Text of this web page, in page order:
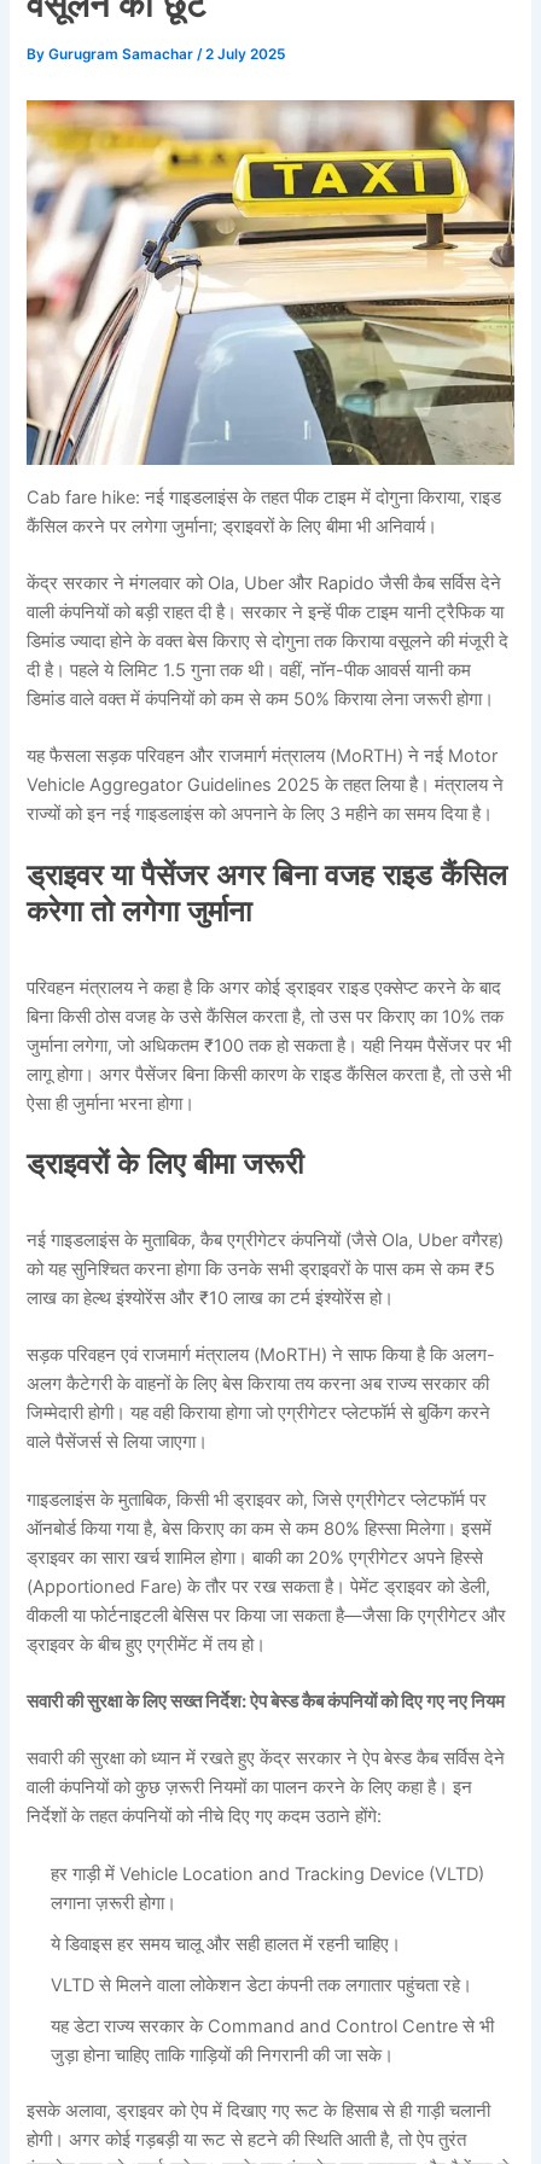
ByGurugram Samachar /2 July 2025
Cab fare hike: नई गाइडलाइंस के तहत पीक टाइम में दोगुना किराया, राइड
कैंसिल करने पर लगेगा जुर्माना; ड्राइवरों के लिए बीमा भी अनिवार्य।
केंद्र सरकार ने मंगलवार को Ola, Uber और Rapido जैसी कैब सर्विस देने
वाली कंपनियों को बड़ी राहत दी है। सरकार ने इन्हें पीक टाइम यानी ट्रैफिक या
डिमांड ज्यादा होने के वक्त बेस किराए से दोगुना तक किराया वसूलने की मंजूरी दे
दी है। पहले ये लिमिट 1.5 गुना तक थी। वहीं, नॉन-पीक आवर्स यानी कम
डिमांड वाले वक्त में कंपनियों को कम से कम 50% किराया लेना जरूरी होगा।
यह फैसला सड़क परिवहन और राजमार्ग मंत्रालय (MoRTH) ने नई Motor
Vehicle Aggregator Guidelines 2025 के तहत लिया है। मंत्रालय ने
राज्यों को इन नई गाइडलाइंस को अपनाने के लिए 3 महीने का समय दिया है।
ड्राइवर या पैसेंजर अगर बिना वजह राइड कैंसिल
करेगा तो लगेगा जुर्माना
परिवहन मंत्रालय ने कहा है कि अगर कोई ड्राइवर राइड एक्सेप्ट करने के बाद
बिना किसी ठोस वजह के उसे कैंसिल करता है, तो उस पर किराए का 10% तक
जुर्माना लगेगा, जो अधिकतम ₹100 तक हो सकता है। यही नियम पैसेंजर पर भी
लागू होगा। अगर पैसेंजर बिना किसी कारण के राइड कैंसिल करता है, तो उसे भी
ऐसा ही जुर्माना भरना होगा।
ड्राइवरों के लिए बीमा जरूरी
नई गाइडलाइंस के मुताबिक, कैब एग्रीगेटर कंपनियों (जैसे Ola, Uber वगैरह)
को यह सुनिश्चित करना होगा कि उनके सभी ड्राइवरों के पास कम से कम ₹5
लाख का हेल्थ इंश्योरेंस और ₹10 लाख का टर्म इंश्योरेंस हो।
सड़क परिवहन एवं राजमार्ग मंत्रालय (MoRTH) ने साफ किया है कि अलग-
अलग कैटेगरी के वाहनों के लिए बेस किराया तय करना अब राज्य सरकार की
जिम्मेदारी होगी। यह वही किराया होगा जो एग्रीगेटर प्लेटफॉर्म से बुकिंग करने
वाले पैसेंजर्स से लिया जाएगा।
गाइडलाइंस के मुताबिक, किसी भी ड्राइवर को, जिसे एग्रीगेटर प्लेटफॉर्म पर
ऑनबोर्ड किया गया है, बेस किराए का कम से कम 80% हिस्सा मिलेगा। इसमें
ड्राइवर का सारा खर्च शामिल होगा। बाकी का 20% एग्रीगेटर अपने हिस्से
(Apportioned Fare) के तौर पर रख सकता है। पेमेंट ड्राइवर को डेली,
वीकली या फोर्टनाइटली बेसिस पर किया जा सकता है—जैसा कि एग्रीगेटर और
ड्राइवर के बीच हुए एग्रीमेंट में तय हो।
सवारी की सुरक्षा के लिए सख्त निर्देश: ऐप बेस्ड कैब कंपनियों को दिए गए नए नियम
सवारी की सुरक्षा को ध्यान में रखते हुए केंद्र सरकार ने ऐप बेस्ड कैब सर्विस देने
वाली कंपनियों को कुछ ज़रूरी नियमों का पालन करने के लिए कहा है। इन
निर्देशों के तहत कंपनियों को नीचे दिए गए कदम उठाने होंगे:
हर गाड़ी में Vehicle Location and Tracking Device (VLTD)
लगाना ज़रूरी होगा।
ये डिवाइस हर समय चालू और सही हालत में रहनी चाहिए।
VLTD से मिलने वाला लोकेशन डेटा कंपनी तक लगातार पहुंचता रहे।
यह डेटा राज्य सरकार के Command and Control Centre से भी
जुड़ा होना चाहिए ताकि गाड़ियों की निगरानी की जा सके।
इसके अलावा, ड्राइवर को ऐप में दिखाए गए रूट के हिसाब से ही गाड़ी चलानी
होगी। अगर कोई गड़बड़ी या रूट से हटने की स्थिति आती है, तो ऐप तुरंत